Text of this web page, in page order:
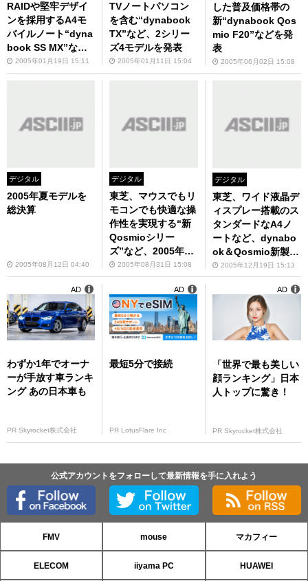
RAIDや堅牢デザイ
ンを採用するA4モ
バイルノート“dyna
book SS MX”など
を発表
2005年01月19日 15:11
TVノートパソコン
を含む“dynabook
TX”など、2シリー
ズ4モデルを発表
2005年01月11日 15:04
した普及価格帯の
新“dynabook Qos
mio F20”などを発
表
2005年06月02日 15:08
デジタル
2005年夏モデルを
総決算
2005年08月12日 04:40
デジタル
東芝、マウスでもリ
モコンでも快適な操
作性を実現する“新
Qosmioシリー
ズ”など、2005年秋
冬モデルを発表
2005年08月31日 15:08
デジタル
東芝、ワイド液晶デ
ィスプレー搭載のス
タンダードなA4ノ
ートなど、dynabo
ok＆Qosmio新製品
5シリーズを発表！
――12月下旬発売で
年末年始商戦を狙う
2005年12月19日 15:13
わずか1年でオーナ
ーが手放す車ランキ
ング あの日本車も
PR Skyrocket株式会社
AD
最短5分で接続
PR LotusFlare Inc
AD
「世界で最も美しい
顔ランキング」日本
人トップに驚き！
PR Skyrocket株式会社
AD
公式アカウントをフォローして最新情報を手に入れよう
FMV mouse マカフィー
ELECOM iiyama PC HUAWEI